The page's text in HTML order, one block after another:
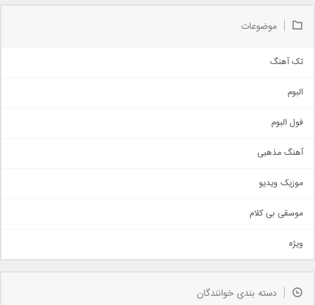
موضوعات
تک آهنگ
اجتماعی
حماسی
سنتی
اهنگ بندرعباسی
دمو
مذهبی
جدیدترین ها
البوم
فول البوم
آهنگ مذهبی
موزیک ویدیو
موسقی بی کلام
ویژه
دسته بندی خوانندگان